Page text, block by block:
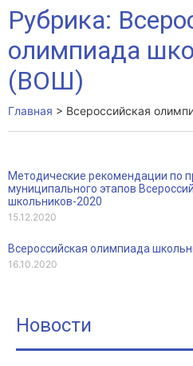
Рубрика:
олимпиада
(ВОШ)
Главная > Всероссийская
Методические рекомендации по
муниципального этапов
школьников-2020
15.12.2020
Всероссийская олимпиада
16.10.2020
Новости